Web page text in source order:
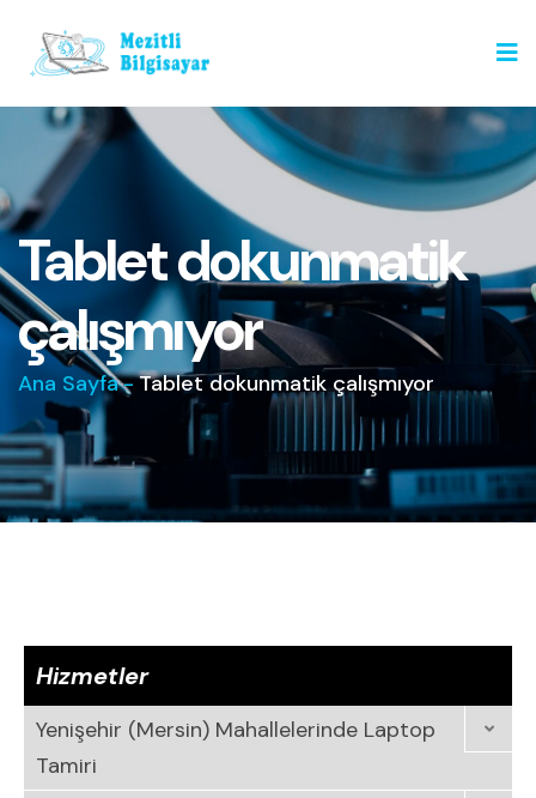
Tablet dokunmatik
çalışmıyor
Ana Sayfa-Tablet dokunmatik çalışmıyor
Hizmetler
Yenişehir (Mersin) Mahallelerinde Laptop
Tamiri